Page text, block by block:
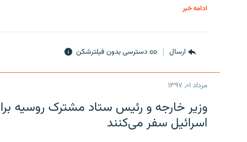
ادامه خبر
ارسال دسترسی بدون فیلترشکن
مرداد ۰۱, ۱۳۹۷
وزیر خارجه و رئیس‌ ستاد مشترک روسیه
اسرائیل سفر می‌کنند